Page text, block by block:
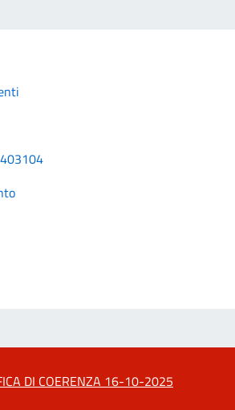
DI COERENZA 16-10-2025